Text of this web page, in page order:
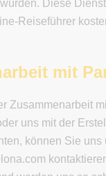
Diese
Reiseführer
mit
Zusammenarbeit
uns mit der
können Sie uns